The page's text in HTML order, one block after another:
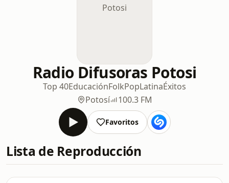
Radio Difusoras Potosi
Top 40EducaciónFolkPopLatinaÉxitos
Potosí
100.3 FM
Favoritos
Lista de Reproducción